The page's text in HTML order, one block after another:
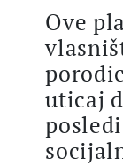
Ove
uticaj